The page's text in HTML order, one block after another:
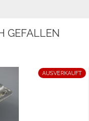
GEFALLEN
AUSVERKAUFT